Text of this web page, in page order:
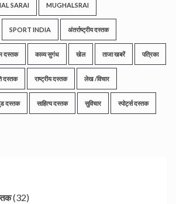
SARAI MUGHALSRAI
SPORT INDIA अंतर्राष्ट्रीय दस्तक
दस्तक काव्य सुगंध खेल ताजा खबरें पत्रिका
दस्तक राष्ट्रीय दस्तक लेख /विचार
दस्तक साहित्य दस्तक सुविचार स्पोर्ट्स दस्तक
(32)